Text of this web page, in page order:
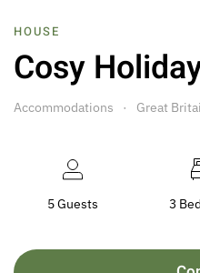
HOUSE
Cosy
Accommodations Great
5 Guests 3